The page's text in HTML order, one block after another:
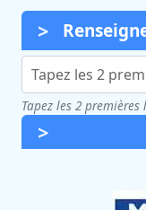
Tapez les 2